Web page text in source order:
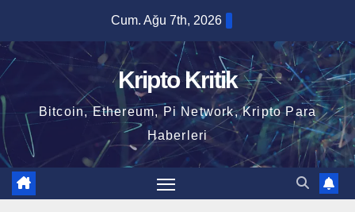
content
Cum. Ağu 7th, 2026
Kripto Kritik
Bitcoin, Ethereum, Pi Network, Kripto Para
Haberleri